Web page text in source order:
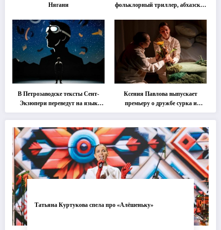
Нягани
фольклорный триллер, абхазская
втором этапе фестиваля
«Монокль»
В Петрозаводске тексты Сент-
Экзюпери переведут на язык
современной хореографии
Ксения Павлова выпускает
премьеру о дружбе сурка и
одуванчика
Татьяна Куртукова спела про «Алёшеньку»